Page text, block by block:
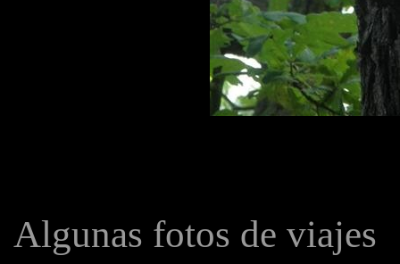
Algunas fotos de viajes